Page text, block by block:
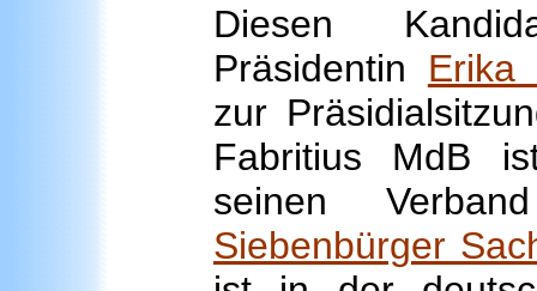
Diesen
Präsidentin Erika
zur
Fabritius MdB
seinen
Siebenbürger